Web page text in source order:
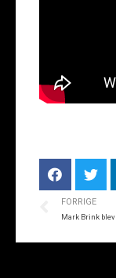
FORRIGE